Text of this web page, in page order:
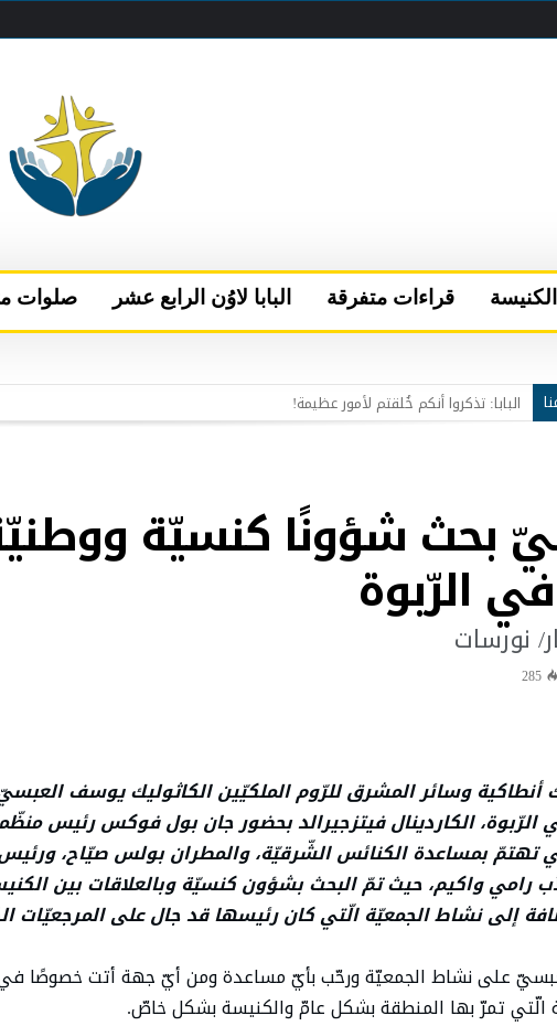
قراءات متفرقة البابا لاوُن الرابع عشر صلوات
عقب لقاء الصلاة والأخوّة في قرية “كن مسبَّحا” البابا يتحدث إلى قناتَي NBC وتيليموندو الأمريكيتين
البابا: لتكن كل أداة تكنولوجية في خدمة الحقيقة والخير
“نشيد سلام” لقاء تستضيفه قرية “كن مسبحاً” يوم الأربعاء بحضور البابا لاون الرابع عشر
البابا في رسالة فيديو إلى شباب البرتغال: لا تتوقفوا عن الحلم بعالم يسوده السلام
البابا: البطريرك الحويك كان رجل الحوار والرجاء
بحث شؤونًا كنسيّة
الرّبوة
نورسات
285
أنطاكية وسائر المشرق للرّوم الملكيّين الكاثوليك يوسف
الرّبوة، الكاردينال فيتزجيرالد بحضور جان بول فوكس رئيس
تهتمّ بمساعدة الكنائس الشّرقيّة، والمطران بولس صيّاح،
رامي واكيم، حيث تمّ البحث بشؤون كنسيّة وبالعلاقات بين
إلى نشاط الجمعيّة الّتي كان رئيسها قد جال على المرجعيّات
على نشاط الجمعيّة ورحّب بأيّ مساعدة ومن أيّ جهة أتت خصوصًا
الّتي تمرّ بها المنطقة بشكل عامّ والكنيسة بشكل خاصّ.